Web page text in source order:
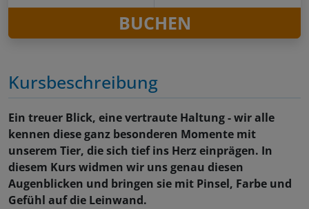
Kursbeschreibung
Ein treuer Blick, eine vertraute Haltung - wir alle
kennen diese ganz besonderen Momente mit
unserem Tier, die sich tief ins Herz einprägen. In
diesem Kurs widmen wir uns genau diesen
Augenblicken und bringen sie mit Pinsel, Farbe und
Gefühl auf die Leinwand.
BUCHEN